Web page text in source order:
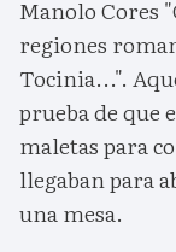
Manolo Cores
regiones
Tocinia...".
prueba de que
maletas para
llegaban para
una mesa.